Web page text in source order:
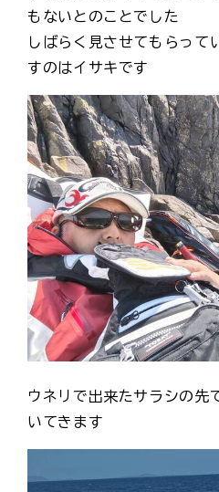
もないとのことでした
しばらく見させてもらって
すのはイサキです
ウネリで出来たサラシの先
いてきます